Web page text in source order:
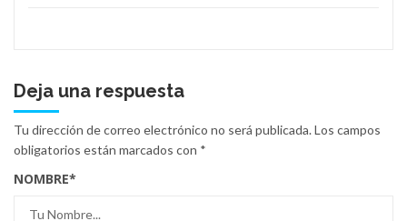
Deja una respuesta
Tu dirección de correo electrónico no será publicada.Los campos
obligatorios están marcados con *
NOMBRE*